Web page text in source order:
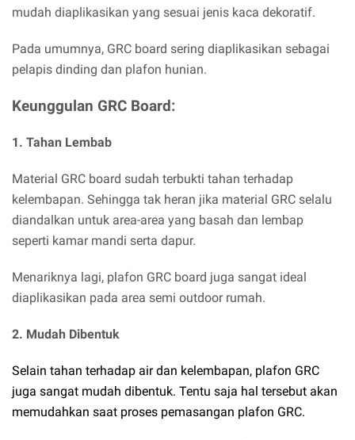
mudah diaplikasikan yang sesuai jenis kaca dekoratif.
Pada umumnya, GRC board sering diaplikasikan sebagai
pelapis dinding dan plafon hunian.
Keunggulan GRC Board:
1. Tahan Lembab
Material GRC board sudah terbukti tahan terhadap
kelembapan. Sehingga tak heran jika material GRC selalu
diandalkan untuk area-area yang basah dan lembap
seperti kamar mandi serta dapur.
Menariknya lagi, plafon GRC board juga sangat ideal
diaplikasikan pada area semi outdoor rumah.
2. Mudah Dibentuk
Selain tahan terhadap air dan kelembapan, plafon GRC
juga sangat mudah dibentuk. Tentu saja hal tersebut akan
memudahkan saat proses pemasangan plafon GRC.